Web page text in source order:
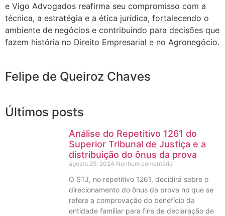
e Vigo Advogados reafirma seu compromisso com a
técnica, a estratégia e a ética jurídica, fortalecendo o
ambiente de negócios e contribuindo para decisões que
fazem história no Direito Empresarial e no Agronegócio.
Felipe de Queiroz Chaves
Últimos posts
Análise do Repetitivo 1261 do
Superior Tribunal de Justiça e a
distribuição do ônus da prova
agosto 29, 2024 Nenhum comentário
O STJ, no repetitivo 1261, decidirá sobre o
direcionamento do ônus da prova no que se
refere a comprovação do benefício da
entidade familiar para fins de declaração de